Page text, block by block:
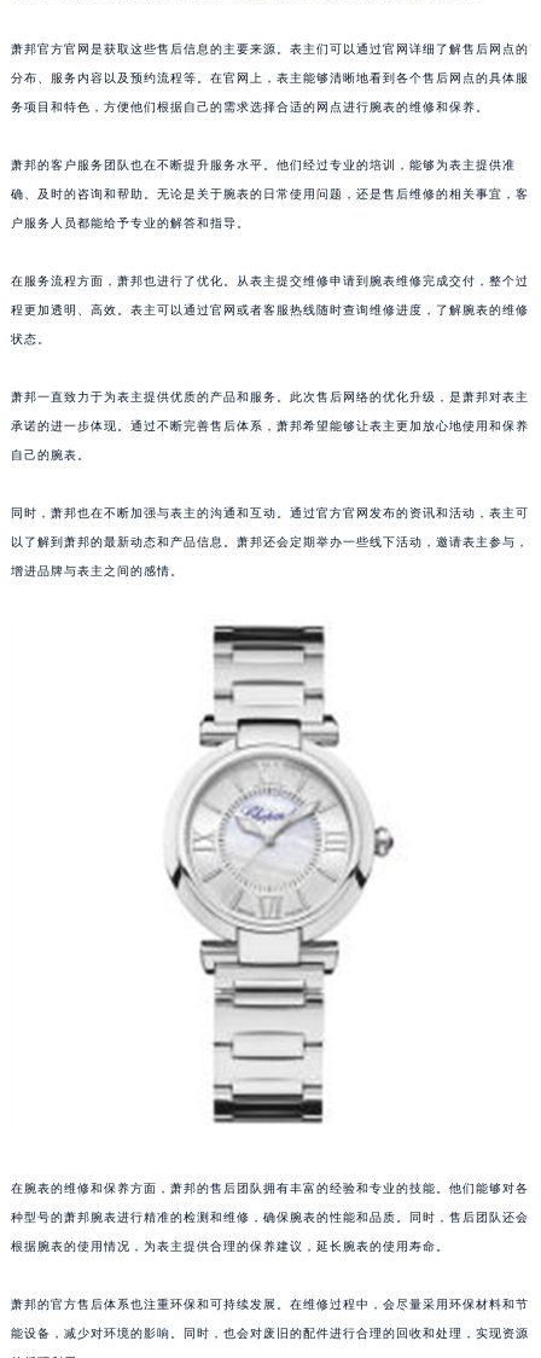
萧邦官方官网是获取这些售后信息的主要来源。表主们可以通过官网详细了解售后网点的
分布、服务内容以及预约流程等。在官网上，表主能够清晰地看到各个售后网点的具体服
务项目和特色，方便他们根据自己的需求选择合适的网点进行腕表的维修和保养。
萧邦的客户服务团队也在不断提升服务水平。他们经过专业的培训，能够为表主提供准
确、及时的咨询和帮助。无论是关于腕表的日常使用问题，还是售后维修的相关事宜，客
户服务人员都能给予专业的解答和指导。
在服务流程方面，萧邦也进行了优化。从表主提交维修申请到腕表维修完成交付，整个过
程更加透明、高效。表主可以通过官网或者客服热线随时查询维修进度，了解腕表的维修
状态。
萧邦一直致力于为表主提供优质的产品和服务。此次售后网络的优化升级，是萧邦对表主
承诺的进一步体现。通过不断完善售后体系，萧邦希望能够让表主更加放心地使用和保养
自己的腕表。
同时，萧邦也在不断加强与表主的沟通和互动。通过官方官网发布的资讯和活动，表主可
以了解到萧邦的最新动态和产品信息。萧邦还会定期举办一些线下活动，邀请表主参与，
增进品牌与表主之间的感情。
在腕表的维修和保养方面，萧邦的售后团队拥有丰富的经验和专业的技能。他们能够对各
种型号的萧邦腕表进行精准的检测和维修，确保腕表的性能和品质。同时，售后团队还会
根据腕表的使用情况，为表主提供合理的保养建议，延长腕表的使用寿命。
萧邦的官方售后体系也注重环保和可持续发展。在维修过程中，会尽量采用环保材料和节
能设备，减少对环境的影响。同时，也会对废旧的配件进行合理的回收和处理，实现资源